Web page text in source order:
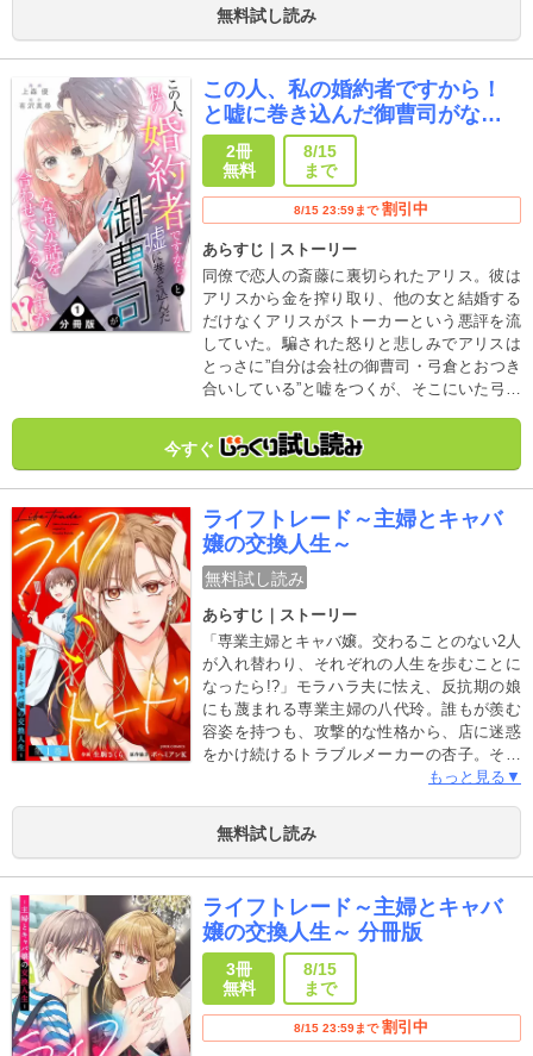
無料試し読み
この人、私の婚約者ですから！
と嘘に巻き込んだ御曹司がなぜ
か話を合わせてくるんです
が！？ 分冊版
2冊
無料
8/15
まで
8/15 23:59まで 割引中
あらすじ｜ストーリー
同僚で恋人の斎藤に裏切られたアリス。彼は
アリスから金を搾り取り、他の女と結婚する
だけなくアリスがストーカーという悪評を流
していた。騙された怒りと悲しみでアリスは
とっさに”自分は会社の御曹司・弓倉とおつき
合いしている”と嘘をつくが、そこにいた弓倉
発逆転溺愛ストーリー開幕！小説家になろう
発の有沢真尋の原作を上森優がコミカライ
今すぐ
ライフトレード～主婦とキャバ
嬢の交換人生～
無料試し読み
あらすじ｜ストーリー
「専業主婦とキャバ嬢。交わることのない2人
が入れ替わり、それぞれの人生を歩むことに
なったら!?」モラハラ夫に怯え、反抗期の娘
にも蔑まれる専業主婦の八代玲。誰もが羨む
容姿を持つも、攻撃的な性格から、店に迷惑
をかけ続けるトラブルメーカーの杏子。そん
な2人が道ですれ違った瞬間――――雷鳴がと
ぐにそれぞれの人格が入れ替わってしまった
ことに気がつく。若く美しい身体を手に入れ
ま、強制的にそれぞれの人生を歩むことにな
る。それぞれの秘密を抱えて――――――※
第1～3話を収録
もっと見る▼
無料試し読み
ライフトレード～主婦とキャバ
嬢の交換人生～ 分冊版
3冊
無料
8/15
まで
8/15 23:59まで 割引中